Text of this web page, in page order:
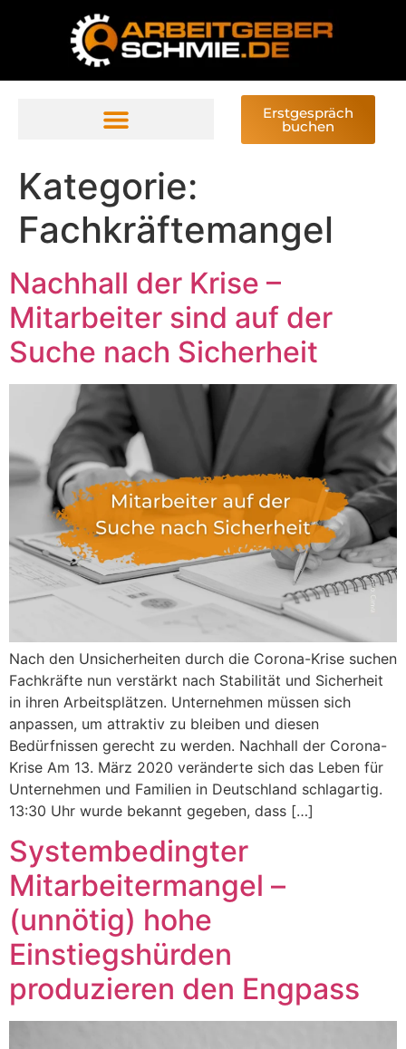
Erstgespräch
buchen
Kategorie:
Fachkräftemangel
Nachhall der Krise –
Mitarbeiter sind auf der
Suche nach Sicherheit
Nach den Unsicherheiten durch die Corona-Krise suchen
Fachkräfte nun verstärkt nach Stabilität und Sicherheit
in ihren Arbeitsplätzen. Unternehmen müssen sich
anpassen, um attraktiv zu bleiben und diesen
Bedürfnissen gerecht zu werden. Nachhall der Corona-
Krise Am 13. März 2020 veränderte sich das Leben für
Unternehmen und Familien in Deutschland schlagartig.
13:30 Uhr wurde bekannt gegeben, dass […]
Systembedingter
Mitarbeitermangel –
(unnötig) hohe
Einstiegshürden
produzieren den Engpass